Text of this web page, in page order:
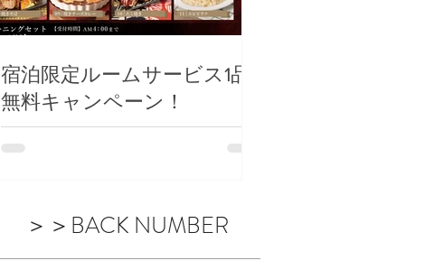
宿泊限定ルームサービス1品
無料キャンペーン！
＞＞BACK NUMBER